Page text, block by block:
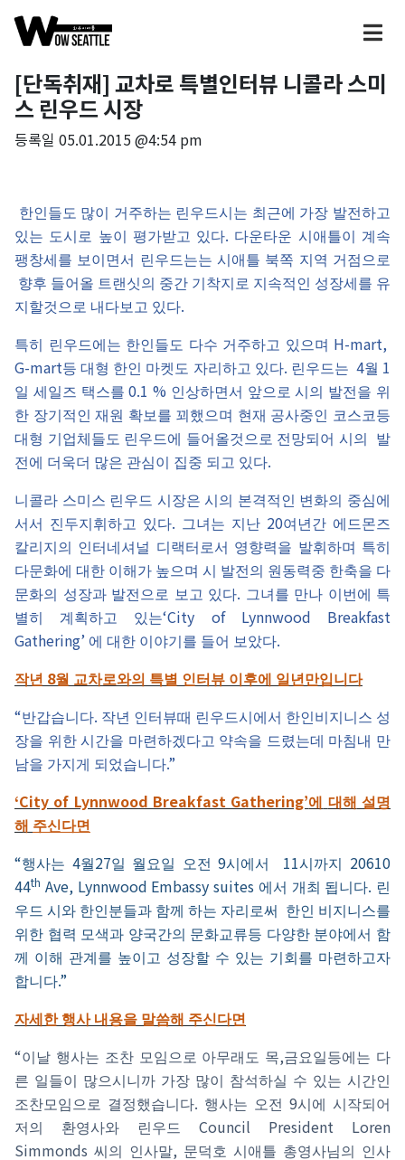
[단독취재] 교차로 특별인터뷰 니콜라 스미
스 린우드 시장
등록일 05.01.2015 @4:54 pm
한인들도 많이 거주하는 린우드시는 최근에 가장 발전하고
있는 도시로 높이 평가받고 있다. 다운타운 시애틀이
계속
팽창세를 보이면서 린우드는는 시애틀 북쪽 지역 거점으로
향후 들어올 트랜싯의 중간 기착지로 지속적인 성장세를 유
지할것으로 내다보고 있다.
특히 린우드에는 한인들도 다수 거주하고 있으며 H-mart,
G-mart등 대형 한인 마켓도 자리하고 있다. 린우드는 4월 1
일 세일즈 택스를 0.1 % 인상하면서 앞으로 시의 발전을 위
한 장기적인 재원 확보를 꾀했으며 현재 공사중인 코스코등
대형 기업체들도 린우드에 들어올것으로 전망되어 시의
발
전에 더욱더 많은 관심이 집중 되고 있다.
니콜라 스미스 린우드 시장은 시의 본격적인 변화의 중심에
서서
진두지휘하고 있다. 그녀는 지난 20여년간 에드몬즈
칼리지의
인터네셔널 디랙터로서 영향력을 발휘하며 특히
다문화에 대한 이해가 높으며 시 발전의 원동력중 한축을 다
문화의
성장과 발전으로 보고 있다. 그녀를 만나 이번에
특
별히
계획하고 있는‘City of Lynnwood Breakfast
Gathering’ 에 대한 이야기를 들어 보았다.
작년 8월 교차로와의 특별 인터뷰 이후에 일년만입니다
“반갑습니다. 작년 인터뷰때 린우드시에서 한인비지니스 성
장을 위한 시간을 마련하겠다고 약속을 드렸는데 마침내 만
남을 가지게 되었습니다.”
‘City of Lynnwood Breakfast Gathering’에 대해 설명
해 주신다면
“행사는 4월27일 월요일 오전 9시에서 11시까지
20610
44th Ave, Lynnwood Embassy suites 에서 개최 됩니다. 린
우드 시와 한인분들과 함께 하는 자리로써 한인 비지니스를
위한 협력 모색과 양국간의 문화교류등 다양한 분야에서 함
께
이해 관계를 높이고 성장할 수 있는 기회를 마련하고자
합니다.”
자세한 행사 내용을 말씀해 주신다면
“이날 행사는 조찬 모임으로 아무래도 목,금요일등에는 다
른 일들이 많으시니까 가장 많이 참석하실 수 있는 시간인
조찬모임으로 결정했습니다. 행사는 오전 9시에
시작되어
저의
환영사와 린우드
Council President Loren
Simmonds 씨의 인사말, 문덕호 시애틀 총영사님의
인사